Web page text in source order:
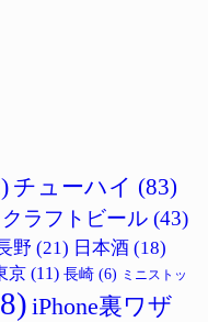
チューハイ (83)
クラフトビール (43)
野 (21) 日本酒 (18)
京 (11) 長崎 (6) ミニストッ
iPhone裏ワザ